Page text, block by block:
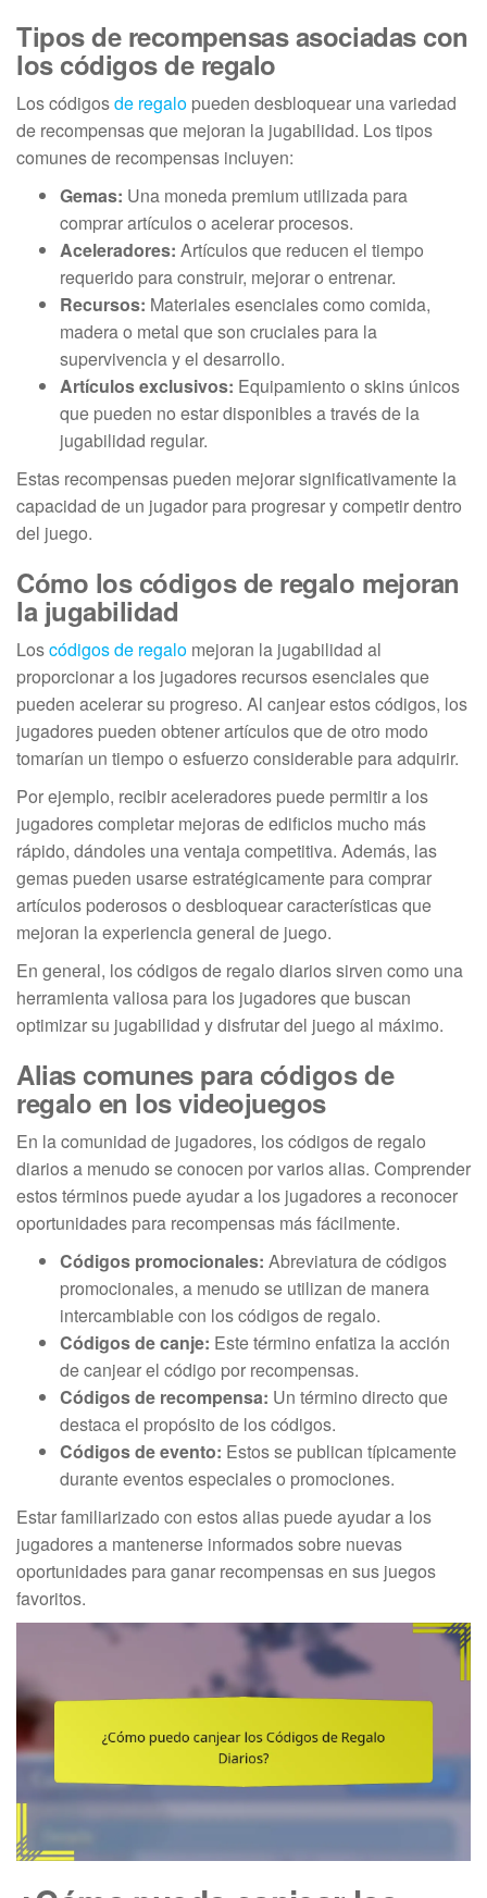
Tipos de recompensas asociadas con
los códigos de regalo
Los códigosde regalo pueden desbloquear una variedad
de recompensas que mejoran la jugabilidad. Los tipos
comunes de recompensas incluyen:
Gemas: Una moneda premium utilizada para
comprar artículos o acelerar procesos.
Aceleradores: Artículos que reducen el tiempo
requerido para construir, mejorar o entrenar.
Recursos: Materiales esenciales como comida,
madera o metal que son cruciales para la
supervivencia y el desarrollo.
Artículos exclusivos: Equipamiento o skins únicos
que pueden no estar disponibles a través de la
jugabilidad regular.
Estas recompensas pueden mejorar significativamente la
capacidad de un jugador para progresar y competir dentro
del juego.
Cómo los códigos de regalo mejoran
la jugabilidad
Loscódigos de regalo mejoran la jugabilidad al
proporcionar a los jugadores recursos esenciales que
pueden acelerar su progreso. Al canjear estos códigos, los
jugadores pueden obtener artículos que de otro modo
tomarían un tiempo o esfuerzo considerable para adquirir.
Por ejemplo, recibir aceleradores puede permitir a los
jugadores completar mejoras de edificios mucho más
rápido, dándoles una ventaja competitiva. Además, las
gemas pueden usarse estratégicamente para comprar
artículos poderosos o desbloquear características que
mejoran la experiencia general de juego.
En general, los códigos de regalo diarios sirven como una
herramienta valiosa para los jugadores que buscan
optimizar su jugabilidad y disfrutar del juego al máximo.
Alias comunes para códigos de
regalo en los videojuegos
En la comunidad de jugadores, los códigos de regalo
diarios a menudo se conocen por varios alias. Comprender
estos términos puede ayudar a los jugadores a reconocer
oportunidades para recompensas más fácilmente.
Códigos promocionales: Abreviatura de códigos
promocionales, a menudo se utilizan de manera
intercambiable con los códigos de regalo.
Códigos de canje: Este término enfatiza la acción
de canjear el código por recompensas.
Códigos de recompensa: Un término directo que
destaca el propósito de los códigos.
Códigos de evento: Estos se publican típicamente
durante eventos especiales o promociones.
Estar familiarizado con estos alias puede ayudar a los
jugadores a mantenerse informados sobre nuevas
oportunidades para ganar recompensas en sus juegos
favoritos.